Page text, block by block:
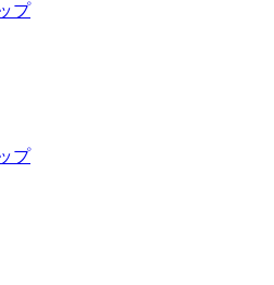
プ
プ